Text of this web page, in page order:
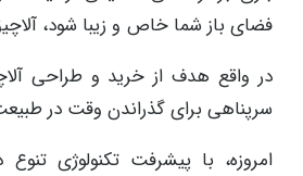
فضای باز شما خاص و زیبا شود،
در واقع هدف از خرید و طراحی
سرپناهی برای گذراندن وقت در
امروزه، با پیشرفت تکنولوژی